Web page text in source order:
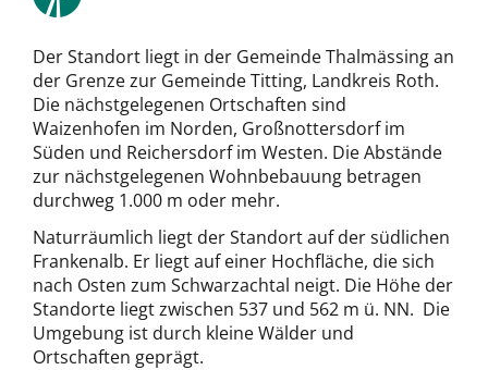
Der Standort liegt in der Gemeinde Thalmässing an
der Grenze zur Gemeinde Titting, Landkreis Roth.
Die nächstgelegenen Ortschaften sind
Waizenhofen im Norden, Großnottersdorf im
Süden und Reichersdorf im Westen. Die Abstände
zur nächstgelegenen Wohnbebauung betragen
durchweg 1.000 m oder mehr.
Naturräumlich liegt der Standort auf der südlichen
Frankenalb. Er liegt auf einer Hochfläche, die sich
nach Osten zum Schwarzachtal neigt. Die Höhe der
Standorte liegt zwischen 537 und 562 m ü. NN. Die
Umgebung ist durch kleine Wälder und
Ortschaften geprägt.